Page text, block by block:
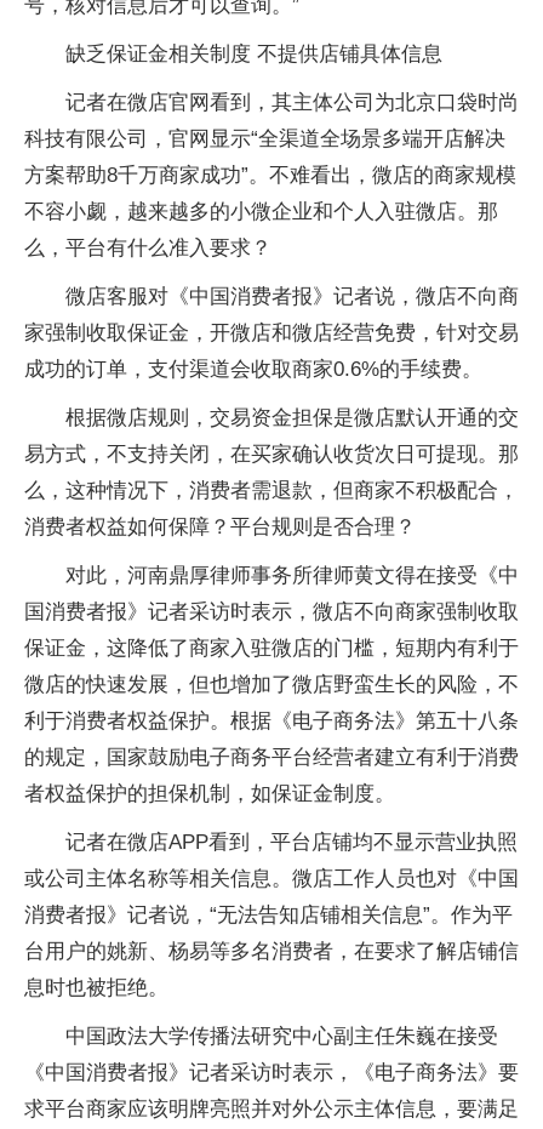
号，核对信息后才可以查询。”
缺乏保证金相关制度 不提供店铺具体信息
记者在微店官网看到，其主体公司为北京口袋时尚
科技有限公司，官网显示“全渠道全场景多端开店解决
方案帮助8千万商家成功”。不难看出，微店的商家规模
不容小觑，越来越多的小微企业和个人入驻微店。那
么，平台有什么准入要求？
微店客服对《中国消费者报》记者说，微店不向商
家强制收取保证金，开微店和微店经营免费，针对交易
成功的订单，支付渠道会收取商家0.6%的手续费。
根据微店规则，交易资金担保是微店默认开通的交
易方式，不支持关闭，在买家确认收货次日可提现。那
么，这种情况下，消费者需退款，但商家不积极配合，
消费者权益如何保障？平台规则是否合理？
对此，河南鼎厚律师事务所律师黄文得在接受《中
国消费者报》记者采访时表示，微店不向商家强制收取
保证金，这降低了商家入驻微店的门槛，短期内有利于
微店的快速发展，但也增加了微店野蛮生长的风险，不
利于消费者权益保护。根据《电子商务法》第五十八条
的规定，国家鼓励电子商务平台经营者建立有利于消费
者权益保护的担保机制，如保证金制度。
记者在微店APP看到，平台店铺均不显示营业执照
或公司主体名称等相关信息。微店工作人员也对《中国
消费者报》记者说，“无法告知店铺相关信息”。作为平
台用户的姚新、杨易等多名消费者，在要求了解店铺信
息时也被拒绝。
中国政法大学传播法研究中心副主任朱巍在接受
《中国消费者报》记者采访时表示，《电子商务法》要
求平台商家应该明牌亮照并对外公示主体信息，要满足